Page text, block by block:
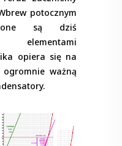
potocznym
one są dziś
elementami
opiera się na
ogromnie ważną